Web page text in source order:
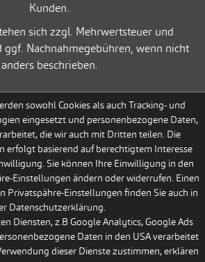
Kunden.
sich zzgl. Mehrwertsteuer und
ggf. Nachnahmegebühren, wenn nicht
anders beschrieben.
sowohl Cookies als auch Tracking- und
eingesetzt und personenbezogene Daten,
die wir auch mit Dritten teilen. Die
erfolgt basierend auf berechtigtem Interesse
Sie können Ihre Einwilligung in den
Einstellungen ändern oder widerrufen. Einen
Privatspähre-Einstellungen finden Sie auch in
Datenschutzerklärung.
Diensten, z.B Google Analytics, Google Ads
Daten in den USA verarbeitet
dieser Dienste zustimmen, erklären